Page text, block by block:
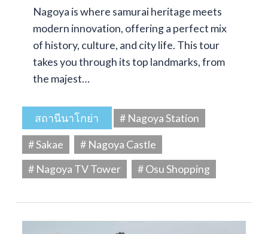
Nagoya is where samurai heritage meets
modern innovation, offering a perfect mix
of history, culture, and city life. This tour
takes you through its top landmarks, from
the majest…
สถานีนาโกย่า
# Nagoya Station
# Sakae
# Nagoya Castle
# Nagoya TV Tower
# Osu Shopping